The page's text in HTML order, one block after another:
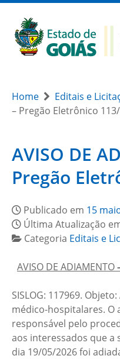
Home Editais e
– Pregão Eletrônico
AVISO DE
Pregão
Publicado em 15
Última Atualização
Categoria Editais e
AVISO DE ADIAMENTO
SISLOG: 117969.
médico-hospitalares. O
responsável pelo
aos interessados que a
dia 19/05/2026 foi